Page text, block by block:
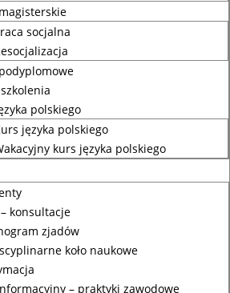
socjalna
polskiego
języka polskiego
kurs języka polskiego
konsultacje
zjadów
koło naukowe
– praktyki zawodowe